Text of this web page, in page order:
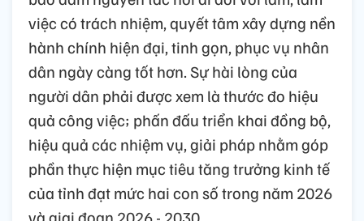
việc có trách nhiệm, quyết tâm xây dựng nền
hành chính hiện đại, tinh gọn, phục vụ nhân
dân ngày càng tốt hơn. Sự hài lòng của
người dân phải được xem là thước đo hiệu
quả công việc; phấn đấu triển khai đồng bộ,
hiệu quả các nhiệm vụ, giải pháp nhằm góp
phần thực hiện mục tiêu tăng trưởng kinh tế
của tỉnh đạt mức hai con số trong năm 2026